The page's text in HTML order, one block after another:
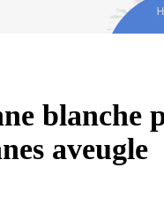
blanche
aveugle